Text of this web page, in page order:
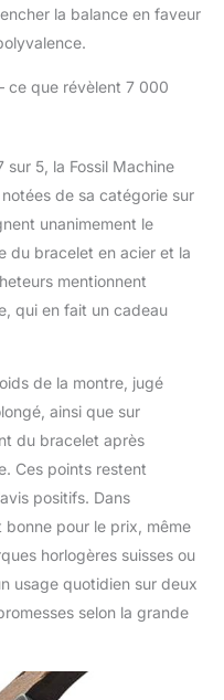
la balance en faveur
ce que révèlent 7 000
5, la Fossil Machine
de sa catégorie sur
unanimement le
du bracelet en acier et la
mentionnent
qui en fait un cadeau
de la montre, jugé
ainsi que sur
du bracelet après
Ces points restent
positifs. Dans
bonne pour le prix, même
horlogères suisses ou
usage quotidien sur deux
selon la grande